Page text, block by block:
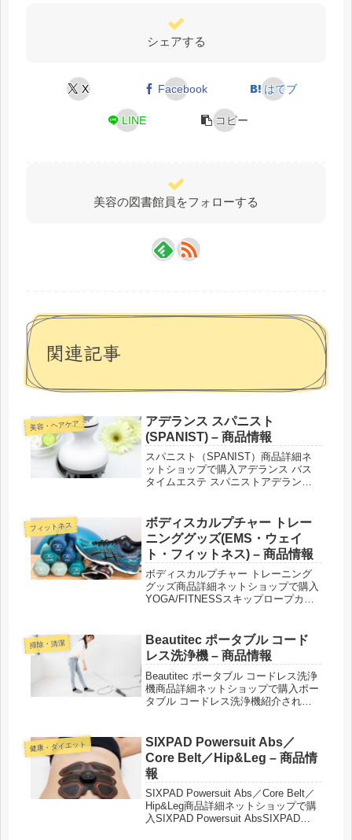
シェアする
X Facebook はてブ
LINE コピー
美容の図書館員をフォローする
関連記事
美容・ヘアケア
アデランス スパニスト
(SPANIST) – 商品情報
スパニスト（SPANIST）商品詳細ネ
ットショップで購入アデランス バス
タイムエステ スパニストアデランス
組こんな商品もおススメ！
フィットネス
ボディスカルプチャー トレー
ニンググッズ(EMS・ウェイ
ト・フィットネス) – 商品情報
ボディスカルプチャー トレーニング
グッズ商品詳細ネットショップで購入
YOGA/FITNESSスキップロープカラ
ラス3in1ローラーケトルベル4kg～
20kgスマートダ...
掃除・清潔
Beautitec ポータブル コード
レス洗浄機 – 商品情報
Beautitec ポータブル コードレス洗浄
機商品詳細ネットショップで購入ポー
タブル コードレス洗浄機紹介された
健康・ダイエット
SIXPAD Powersuit Abs／
Core Belt／Hip&Leg – 商品情
報
SIXPAD Powersuit Abs／Core Belt／
Hip&Leg商品詳細ネットショップで購
入SIXPAD Powersuit AbsSIXPAD